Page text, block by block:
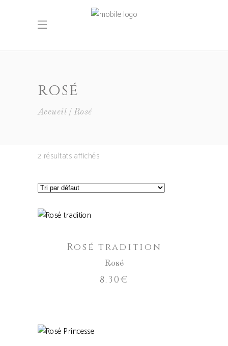
ROSÉ
Accueil Rosé
2 résultats affichés
AJOUTER AU PANIER
Rosé tradition
Rosé
8.30€